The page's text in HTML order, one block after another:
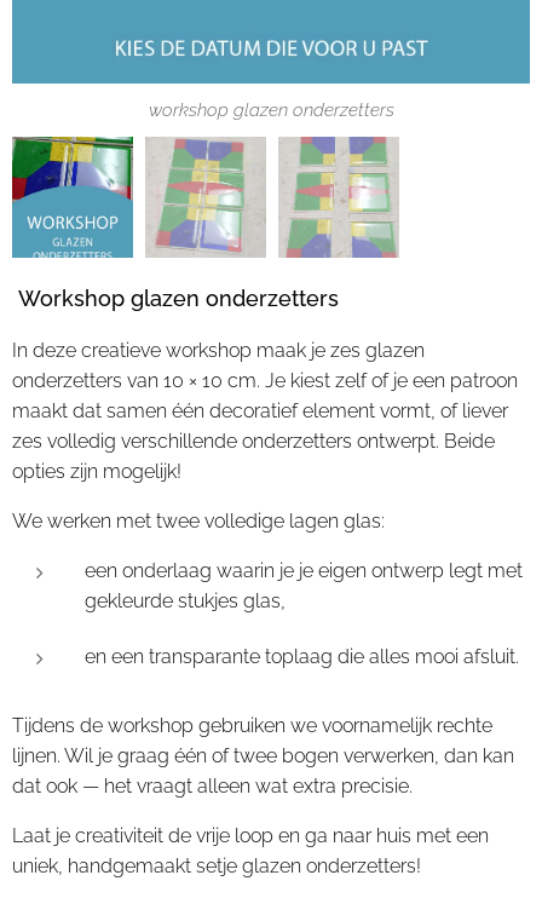
workshop glazen onderzetters
Workshop glazen onderzetters
In deze creatieve workshop maak je zes glazen
onderzetters van 10 × 10 cm. Je kiest zelf of je een patroon
maakt dat samen één decoratief element vormt, of liever
zes volledig verschillende onderzetters ontwerpt. Beide
opties zijn mogelijk!
We werken met twee volledige lagen glas:
een onderlaag waarin je je eigen ontwerp legt met
gekleurde stukjes glas,
en een transparante toplaag die alles mooi afsluit.
Tijdens de workshop gebruiken we voornamelijk rechte
lijnen. Wil je graag één of twee bogen verwerken, dan kan
dat ook — het vraagt alleen wat extra precisie.
Laat je creativiteit de vrije loop en ga naar huis met een
uniek, handgemaakt setje glazen onderzetters!